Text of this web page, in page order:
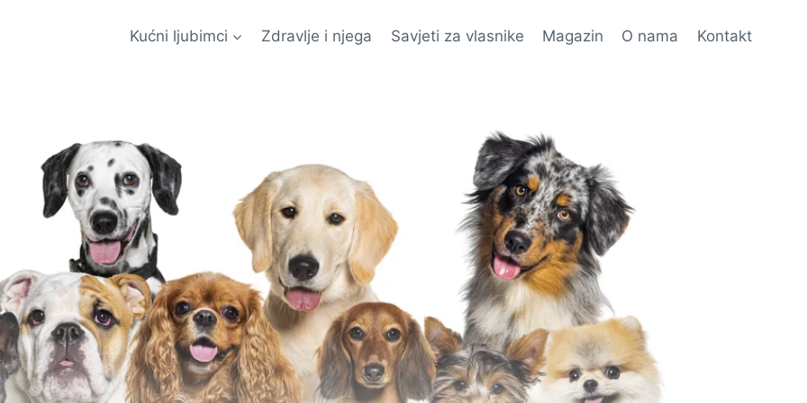
Kućni ljubimci Zdravlje i njega Savjeti za vlasnike Magazin O nama Kontakt